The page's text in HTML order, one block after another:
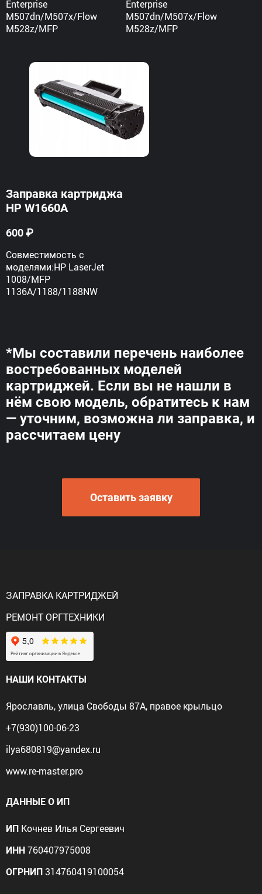
Enterprise
M507dn/M507x/Flow
M528z/MFP
Enterprise
M507dn/M507x/Flow
M528z/MFP
Заправка картриджа
HP W1660A
600 ₽
Совместимость с
моделями:HP LaserJet
1008/MFP
1136A/1188/1188NW
*Мы составили перечень наиболее
востребованных моделей
картриджей. Если вы не нашли в
нём свою модель, обратитесь к нам
— уточним, возможна ли заправка, и
рассчитаем цену
Оставить заявку
ЗАПРАВКА КАРТРИДЖЕЙ
РЕМОНТ ОРГТЕХНИКИ
НАШИ КОНТАКТЫ
Ярославль, улица Свободы 87А, правое крыльцо
+7(930)100-06-23
ilya680819@yandex.ru
www.re-master.pro
ДАННЫЕ О ИП
ИП Кочнев Илья Сергеевич
ИНН 760407975008
ОГРНИП 314760419100054